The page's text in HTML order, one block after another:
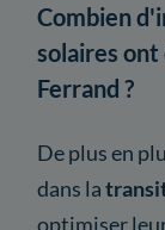
Combien
solaires
Ferrand ?
De plus en
dans la
optimiser